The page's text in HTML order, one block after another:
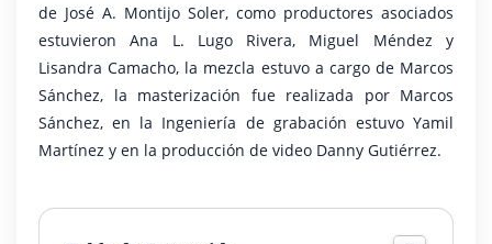
de José A. Montijo Soler, como productores asociados
estuvieron Ana L. Lugo Rivera, Miguel Méndez y
Lisandra Camacho, la mezcla estuvo a cargo de Marcos
Sánchez, la masterización fue realizada por Marcos
Sánchez, en la Ingeniería de grabación estuvo Yamil
Martínez y en la producción de video Danny Gutiérrez.